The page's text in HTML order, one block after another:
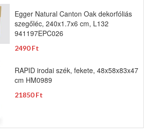
Egger Natural Canton Oak dekorfóliás
szegőléc, 240x1.7x6 cm, L132
941197EPC026
2490 Ft
RAPID irodai szék, fekete, 48x58x83x47
cm HM0989
21850 Ft